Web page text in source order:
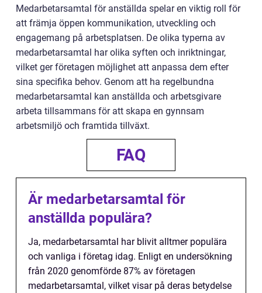
Medarbetarsamtal för anställda spelar en viktig roll för
att främja öppen kommunikation, utveckling och
engagemang på arbetsplatsen. De olika typerna av
medarbetarsamtal har olika syften och inriktningar,
vilket ger företagen möjlighet att anpassa dem efter
sina specifika behov. Genom att ha regelbundna
medarbetarsamtal kan anställda och arbetsgivare
arbeta tillsammans för att skapa en gynnsam
arbetsmiljö och framtida tillväxt.
FAQ
Är medarbetarsamtal för
anställda populära?
Ja, medarbetarsamtal har blivit alltmer populära
och vanliga i företag idag. Enligt en undersökning
från 2020 genomförde 87% av företagen
medarbetarsamtal, vilket visar på deras betydelse